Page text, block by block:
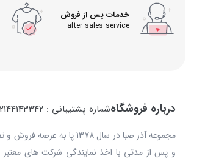
خدمات پس از فروش
after sales service
درباره فروشگاهشماره پشتیبانی : 02144143342
مجموعه آذر صبا در سال
و پس از مدتی با اخذ نمایندگی شرکت های معتبر